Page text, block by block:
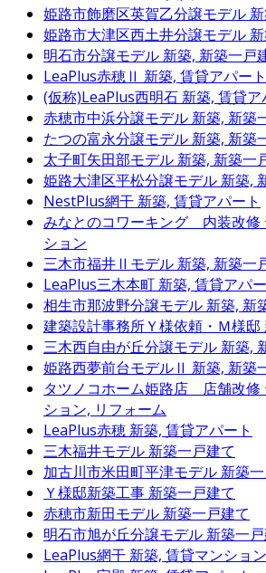
姫路市飾磨区英賀乙分譲モデル
姫路市大津区西土井分譲モデル
明石市分譲モデル 新築, 新築一戸
LeaPlus赤穂Ⅱ 新築, 賃貸アパート
(仮称)LeaPlus西明石 新築, 賃貸ア
赤穂市中浜分譲モデル 新築, 新築
たつの富永分譲モデル 新築, 新築
太子町矢田部モデル 新築, 新築一
姫路大津区平松分譲モデル 新築,
NestPlus網干 新築, 賃貸アパート
みなとのコワーキング 内装改修
ション
三木市福井Ⅱモデル 新築, 新築一
LeaPlus三木本町 新築, 賃貸アパ
相生市那波野分譲モデル 新築, 新
建築設計事務所Ｙ様依頼・Ｍ様邸
三木西自由が丘分譲モデル 新築,
姫路西夢前台モデルⅡ 新築, 新築
タツノコホーム姫路店 店舗改修
ション, リフォーム
LeaPlus赤穂 新築, 賃貸アパート
三木福井モデル 新築一戸建て
加古川市米田町平津モデル 新築
Ｙ様邸新築工事 新築一戸建て
赤穂市新田モデル 新築一戸建て
明石市旭が丘分譲モデル 新築一
LeaPlus網干 新築, 賃貸マンション